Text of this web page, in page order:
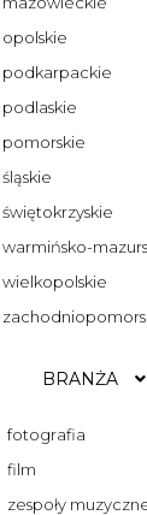
opolskie
podkarpackie
podlaskie
pomorskie
śląskie
świętokrzyskie
warmińsko-
wielkopolskie
BRANŻA
fotografia
film
zespoły